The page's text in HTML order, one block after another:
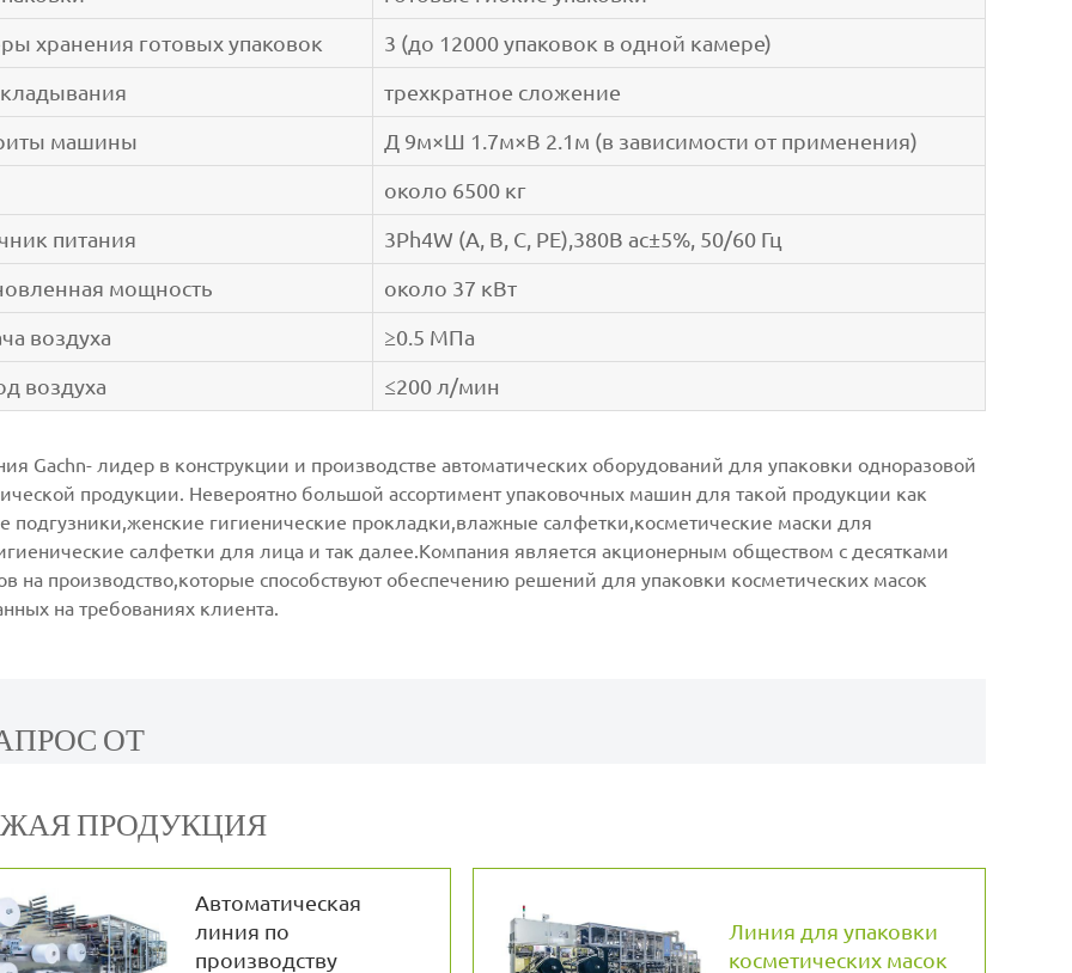
хранения готовых упаковок
3 (до 12000 упаковок в одной камере)
трехкратное сложение
машины
Д 9м×Ш 1.7м×В 2.1м (в зависимости от применения)
около 6500 кг
питания
3Ph4W (A, B, C, PE),380В ac±5%, 50/60 Гц
мощность
около 37 кВт
воздуха
≥0.5 МПа
воздуха
≤200 л/мин
Gachn- лидер в конструкции и производстве автоматических оборудований для упаковки одноразовой
продукции. Невероятно большой ассортимент упаковочных машин для такой продукции как
подгузники,женские гигиенические прокладки,влажные салфетки,косметические маски для
салфетки для лица и так далее.Компания является акционерным обществом с десятками
на производство,которые способствуют обеспечению решений для упаковки косметических масок
на требованиях клиента.
ОТ
ПРОДУКЦИЯ
Автоматическая
линия по
производству
Линия для упаковки
косметических масок